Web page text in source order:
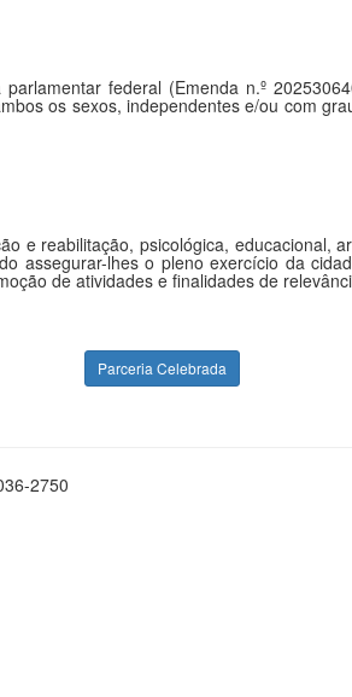
federal (Emenda n.º
os sexos, independentes e/ou com
e reabilitação, psicológica, educacional,
assegurar-lhes o pleno exercício da
de atividades e finalidades de
Parceria Celebrada
2750